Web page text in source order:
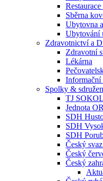
Sběrna
Ubytovna
Ubytování
Zdravotnictví a
Zdravotní
Lékárna
Informační
Spolky &
TJ
Jednota
SDH
SDH
SDH
Český
Český
Český